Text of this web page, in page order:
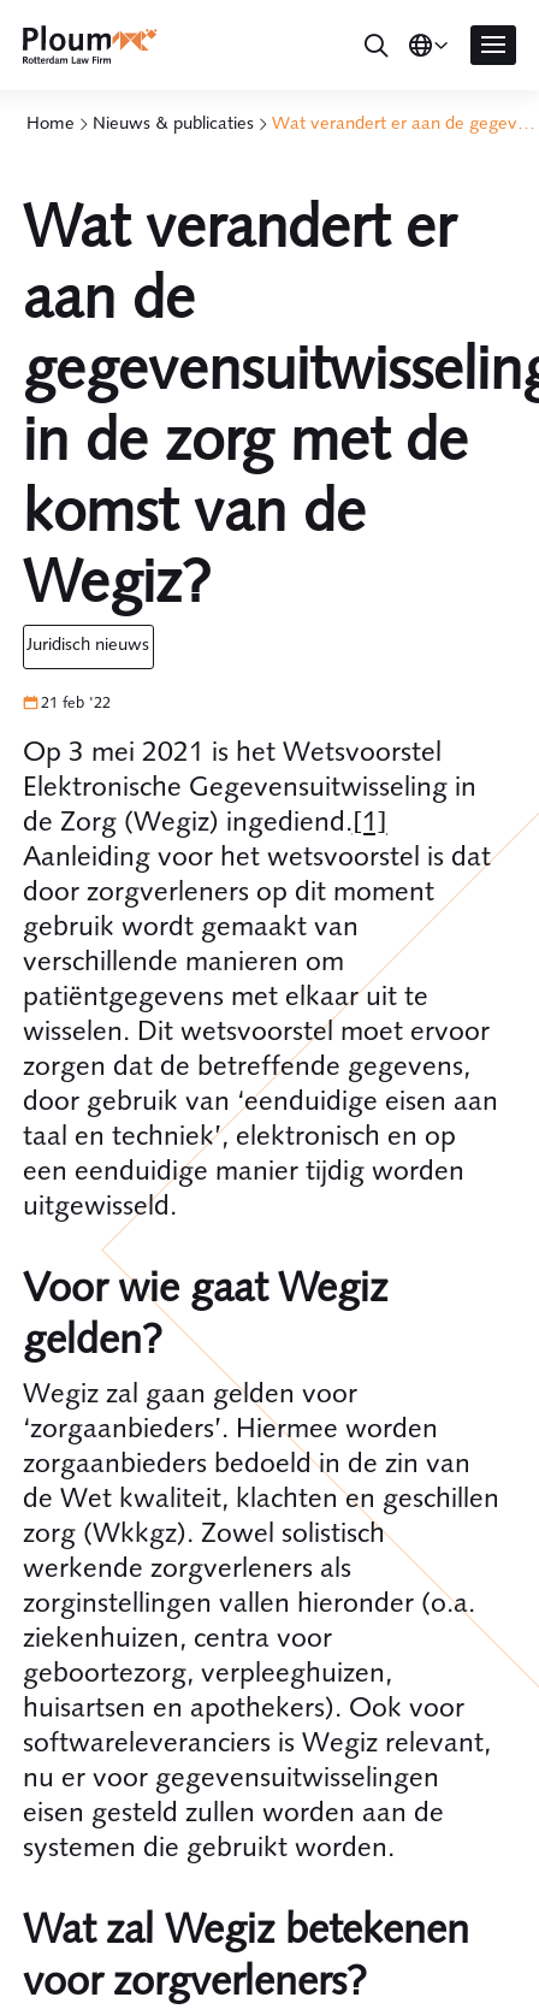
Home Nieuws & publicaties Wat verandert er aan de gegevensuitwisseling in de zorg met de komst van de Wegiz?
Wat verandert er
aan de
in de zorg met de
komst van de
Wegiz?
juridisch nieuws
21 feb '22
Op 3 mei 2021 is het Wetsvoorstel
Elektronische Gegevensuitwisseling in
de Zorg (Wegiz) ingediend.[1]
Aanleiding voor het wetsvoorstel is dat
door zorgverleners op dit moment
gebruik wordt gemaakt van
verschillende manieren om
patiëntgegevens met elkaar uit te
wisselen. Dit wetsvoorstel moet ervoor
zorgen dat de betreffende gegevens,
door gebruik van ‘eenduidige eisen aan
taal en techniek’, elektronisch en op
een eenduidige manier tijdig worden
uitgewisseld.
Voor wie gaat Wegiz
gelden?
Wegiz zal gaan gelden voor
‘zorgaanbieders’. Hiermee worden
zorgaanbieders bedoeld in de zin van
de Wet kwaliteit, klachten en geschillen
zorg (Wkkgz). Zowel solistisch
werkende zorgverleners als
zorginstellingen vallen hieronder (o.a.
ziekenhuizen, centra voor
geboortezorg, verpleeghuizen,
huisartsen en apothekers). Ook voor
softwareleveranciers is Wegiz relevant,
nu er voor gegevensuitwisselingen
eisen gesteld zullen worden aan de
systemen die gebruikt worden.
Wat zal Wegiz betekenen
voor zorgverleners?